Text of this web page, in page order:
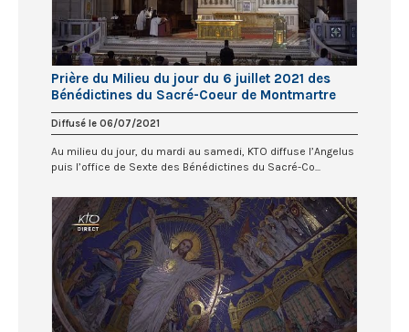
Prière du Milieu du jour du 6 juillet 2021 des
Bénédictines du Sacré-Coeur de Montmartre
Diffusé le 06/07/2021
Au milieu du jour, du mardi au samedi, KTO diffuse l’Angelus
puis l’office de Sexte des Bénédictines du Sacré-Co...